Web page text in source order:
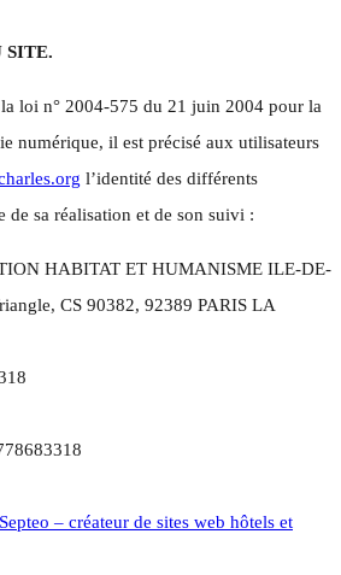
SITE.
loi n° 2004-575 du 21 juin 2004 pour la
numérique, il est précisé aux utilisateurs
l’identité des différents
de sa réalisation et de son suivi :
HABITAT ET HUMANISME ILE-DE-
CS 90382, 92389 PARIS LA
– créateur de sites web hôtels et